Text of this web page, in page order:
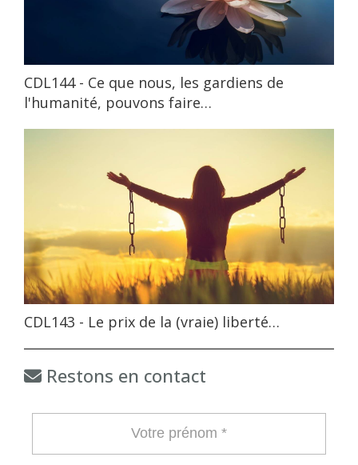
CDL144 - Ce que nous, les gardiens de
l'humanité, pouvons faire…
CDL143 - Le prix de la (vraie) liberté…
Restons en contact